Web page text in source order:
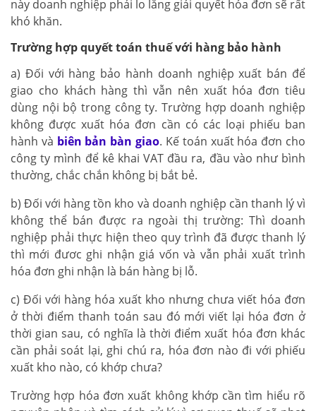
này doanh nghiệp phải lo lằng giải quyết hóa đơn sẽ rất
khó khăn.
Trường hợp quyết toán thuế với hàng bảo hành
a) Đối với hàng bảo hành doanh nghiệp xuất bán để
giao cho khách hàng thì vẫn nên xuất hóa đơn tiêu
dùng nội bộ trong công ty. Trường hợp doanh nghiệp
không được xuất hóa đơn cần có các loại phiếu ban
hành và biên bản bàn giao. Kế toán xuất hóa đơn cho
công ty mình để kê khai VAT đầu ra, đầu vào như bình
thường, chắc chắn không bị bắt bẻ.
b) Đối với hàng tồn kho và doanh nghiệp cần thanh lý vì
không thể bán được ra ngoài thị trường: Thì doanh
nghiệp phải thực hiện theo quy trình đã được thanh lý
thì mới đươc ghi nhận giá vốn và vẫn phải xuất trình
hóa đơn ghi nhận là bán hàng bị lỗ.
c) Đối với hàng hóa xuất kho nhưng chưa viết hóa đơn
ở thời điểm thanh toán sau đó mới viết lại hóa đơn ở
thời gian sau, có nghĩa là thời điểm xuất hóa đơn khác
cần phải soát lại, ghi chú ra, hóa đơn nào đi với phiếu
xuất kho nào, có khớp chưa?
Trường hợp hóa đơn xuất không khớp cần tìm hiểu rõ